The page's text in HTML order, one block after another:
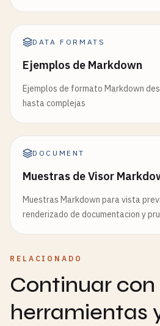
DATA FORMATS
Ejemplos de Markdown
Ejemplos de formato Markdown
hasta complejas
DOCUMENT
Muestras de Visor
Muestras Markdown para vista
renderizado de documentacion y
RELACIONADO
Continuar con
herramientas